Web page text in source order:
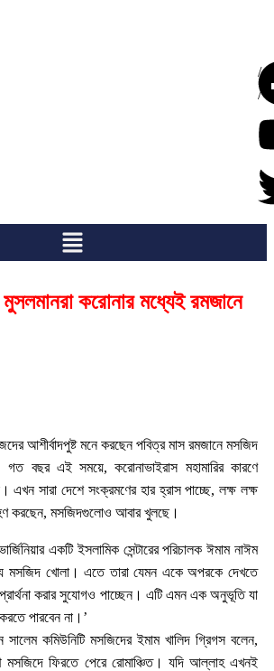
/
/
মুসলমানরা করোনার মধ্যেই রমজানে
আশীর্বাদপুষ্ট মনে করছেন পবিত্র মাস রমজানে মসজিদ
বছর এই সময়ে, করোনাভাইরাস মহামারির কারণে
এখন সারা দেশে সংক্রমণের হার হ্রাস পাচ্ছে, লক্ষ লক্ষ
করছেন, মসজিদগুলোও আবার খুলছে।
একটি ইসলামিক সেন্টারের পরিচালক ঈমাম নাঈম
মসজিদ খোলা। এতে তারা যেমন একে অপরকে দেখতে
করার সুযোগও পাচ্ছেন। এটি এমন এক অনুভূতি যা
পারবেন না।’
সালেম কমিউনিটি মসজিদের ইমাম খালিদ গ্রিগস বলেন,
মসজিদে ফিরতে পেরে রোমাঞ্চিত। যদি আল্লাহ এখনই